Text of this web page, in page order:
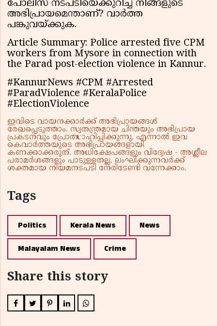
പോലീസ് നടപടിയെക്കുറിച്ച് നിങ്ങളുടെ
അഭിപ്രായമെന്താണ്? വാർത്ത
പങ്കുവയ്ക്കുക.
Article Summary: Police arrested five CPM
workers from Mysore in connection with
the Parad post-election violence in Kannur.
#KannurNews #CPM #Arrested
#ParadViolence #KeralaPolice
#ElectionViolence
ഇവിടെ വായനക്കാർക്ക് അഭിപ്രായങ്ങൾ
രേഖപ്പെടുത്താം. സ്വതന്ത്രമായ ചിന്തയും അഭിപ്രായ
പ്രകടനവും പ്രോത്സാഹിപ്പിക്കുന്നു. എന്നാൽ ഇവ
കെവാർത്തയുടെ അഭിപ്രായങ്ങളായി
കണക്കാക്കരുത്. അധിക്ഷേപങ്ങളും വിദ്വേഷ - അശ്ലീല
പരാമർശങ്ങളും പാടുള്ളതല്ല. ലംഘിക്കുന്നവർക്ക്
ശക്തമായ നിയമനടപടി നേരിടേണ്ടി വന്നേക്കാം.
Tags
Politics Kerala News News
Malayalam News Crime
Share this story